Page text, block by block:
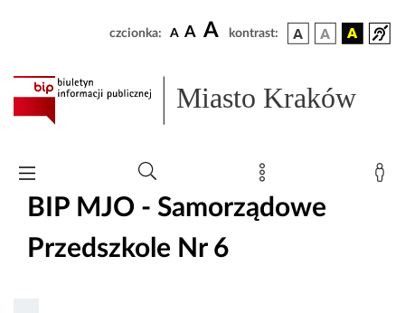
czcionka: A A A kontrast:
Miasto Kraków
BIP MJO - Samorządowe
Przedszkole Nr 6